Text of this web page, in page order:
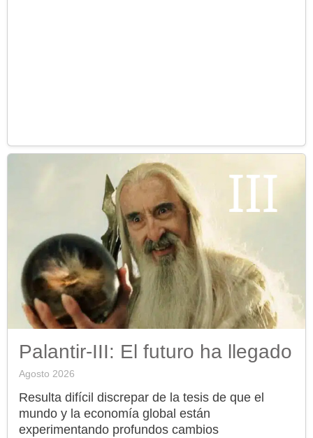
Palantir-III: El futuro ha llegado
Agosto 2026
Resulta difícil discrepar de la tesis de que el
mundo y la economía global están
experimentando profundos cambios